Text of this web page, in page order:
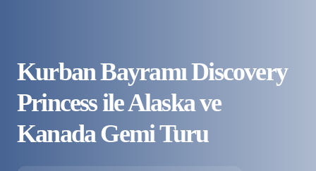
Kurban Bayramı Discovery
Princess ile Alaska ve
Kanada Gemi Turu